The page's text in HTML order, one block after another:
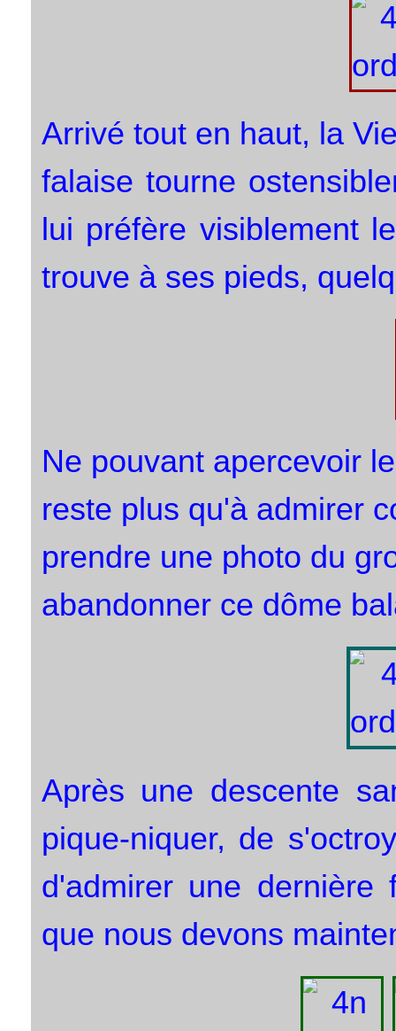
Arrivé tout en haut, la
falaise tourne
lui préfère visiblement
trouve à ses pieds,
Ne pouvant apercevoir
reste plus qu'à admirer
prendre une photo du
abandonner ce dôme
Après une descente
pique-niquer, de
d'admirer une
que nous devons